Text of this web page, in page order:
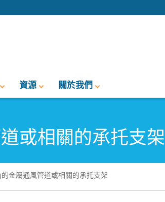
資源 關於我們
或相關的承托支架
金屬通風管道或相關的承托支架